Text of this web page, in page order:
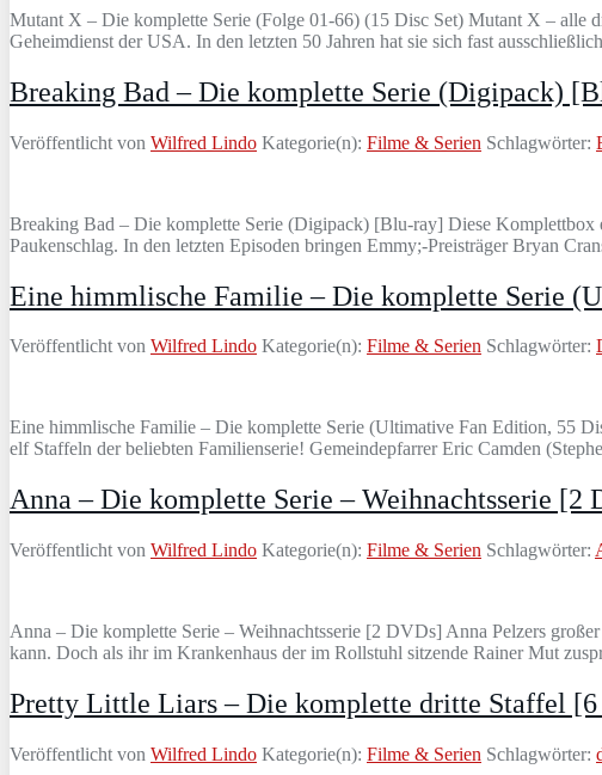
Mutant X – Die komplette Serie (Folge 01-66) (15 Disc Set) Mutant X – alle
Geheimdienst der USA. In den letzten 50 Jahren hat sie sich fast
Breaking Bad – Die komplette Serie (Digipack)
Veröffentlicht von Wilfred Lindo Kategorie(n): Filme & Serien Schlagwörter:
Breaking Bad – Die komplette Serie (Digipack) [Blu-ray] Diese
Paukenschlag. In den letzten Episoden bringen Emmy;-Preisträger Bryan
Eine himmlische Familie – Die komplette Serie
Veröffentlicht von Wilfred Lindo Kategorie(n): Filme & Serien Schlagwörter:
Eine himmlische Familie – Die komplette Serie (Ultimative Fan Edition, 55
elf Staffeln der beliebten Familienserie! Gemeindepfarrer Eric Camden
Anna – Die komplette Serie – Weihnachtsserie [2
Veröffentlicht von Wilfred Lindo Kategorie(n): Filme & Serien Schlagwörter:
Anna – Die komplette Serie – Weihnachtsserie [2 DVDs] Anna Pelzers
kann. Doch als ihr im Krankenhaus der im Rollstuhl sitzende Rainer Mut
Pretty Little Liars – Die komplette dritte Staffel
Veröffentlicht von Wilfred Lindo Kategorie(n): Filme & Serien Schlagwörter: